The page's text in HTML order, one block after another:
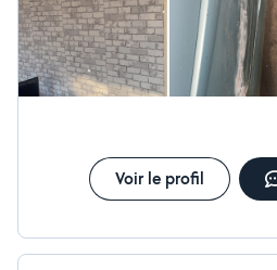
Voir le profil